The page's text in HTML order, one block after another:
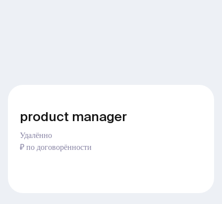
product manager
Удалённо
₽ по договорённости